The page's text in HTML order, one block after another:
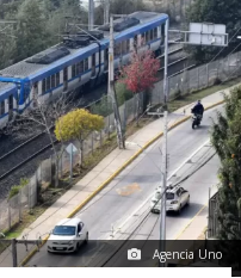
Agencia Uno